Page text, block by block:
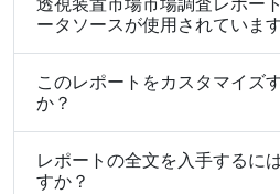
ータソースが使用されていま
このレポートをカスタマイズ
か？
レポートの全文を入手するに
すか？